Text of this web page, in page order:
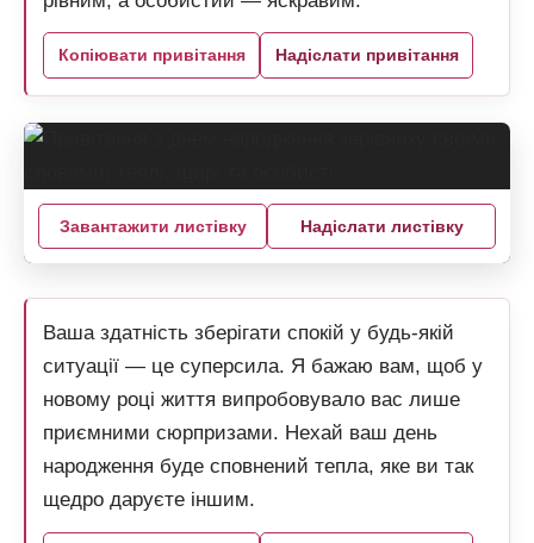
Копіювати привітання Надіслати привітання
Завантажити листівку Надіслати листівку
Ваша здатність зберігати спокій у будь-якій
ситуації — це суперсила. Я бажаю вам, щоб у
новому році життя випробовувало вас лише
приємними сюрпризами. Нехай ваш день
народження буде сповнений тепла, яке ви так
щедро даруєте іншим.